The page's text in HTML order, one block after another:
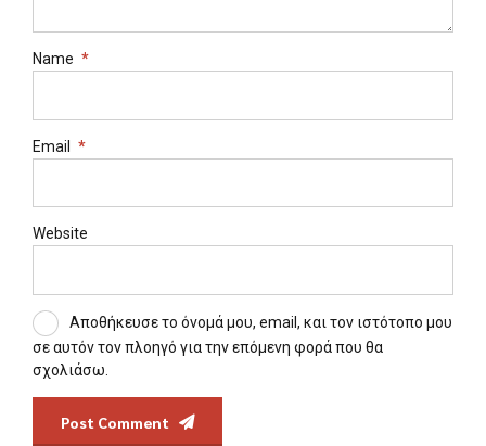
Name *
Email *
Website
Αποθήκευσε το όνομά μου, email, και τον ιστότοπο μου
σε αυτόν τον πλοηγό για την επόμενη φορά που θα
σχολιάσω.
Post Comment